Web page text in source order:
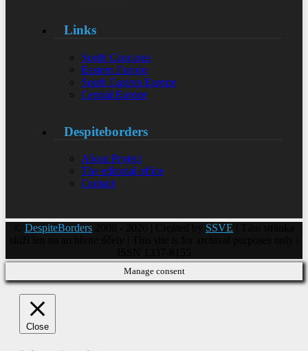
Links
South Caucasus
Eastern Europe
South Eastern Europe
Central Europe
Despiteborders
About Project
The editorial office
Contact
DespiteBorders SSVE
Manage consent
Close